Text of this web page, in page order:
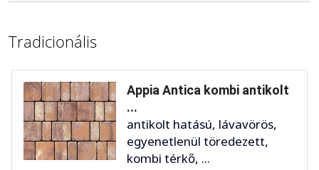
Tradicionális
Appia Antica kombi antikolt
...
antikolt hatású, lávavörös,
egyenetlenül töredezett,
kombi térkő, ...